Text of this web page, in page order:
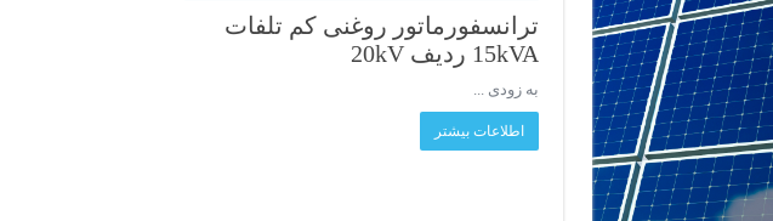
ترانسفورماتور روغنی کم تلفات
15kVA ردیف 20kV
به زودی ...
اطلاعات بیشتر